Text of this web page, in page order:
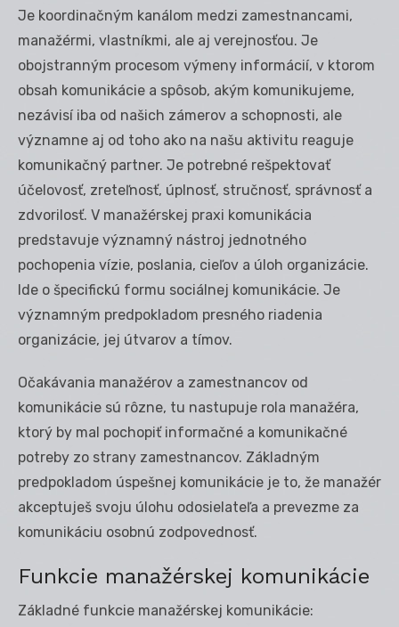
Je koordinačným kanálom medzi zamestnancami,
manažérmi, vlastníkmi, ale aj verejnosťou. Je
obojstranným procesom výmeny informácií, v ktorom
obsah komunikácie a spôsob, akým komunikujeme,
nezávisí iba od našich zámerov a schopnosti, ale
významne aj od toho ako na našu aktivitu reaguje
komunikačný partner. Je potrebné rešpektovať
účelovosť, zreteľnosť, úplnosť, stručnosť, správnosť a
zdvorilosť. V manažérskej praxi komunikácia
predstavuje významný nástroj jednotného
pochopenia vízie, poslania, cieľov a úloh organizácie.
Ide o špecifickú formu sociálnej komunikácie. Je
významným predpokladom presného riadenia
organizácie, jej útvarov a tímov.
Očakávania manažérov a zamestnancov od
komunikácie sú rôzne, tu nastupuje rola manažéra,
ktorý by mal pochopiť informačné a komunikačné
potreby zo strany zamestnancov. Základným
predpokladom úspešnej komunikácie je to, že manažér
akceptuješ svoju úlohu odosielateľa a prevezme za
komunikáciu osobnú zodpovednosť.
Funkcie manažérskej komunikácie
Základné funkcie manažérskej komunikácie: